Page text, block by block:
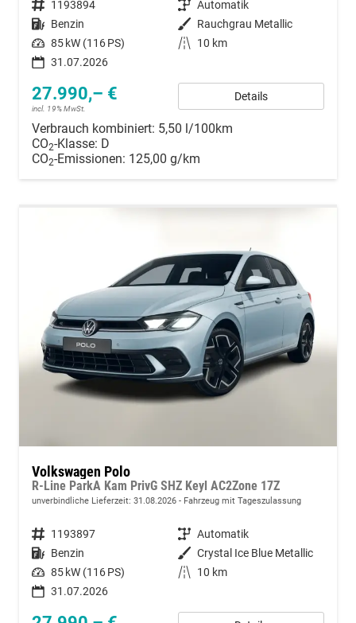
Fahrzeugnummer 1193894 Getriebe Automatik
Kraftstoff Benzin Außenfarbe Rauchgrau Metallic
Leistung 85 kW (116 PS) Kilometerstand
10 km
31.07.2026
27.990,– €
incl. 19% MwSt.
Details
Verbrauch kombiniert: 5,50 l/100km
CO2-Klasse: D
CO2-Emissionen: 125,00 g/km
Volkswagen Polo
R-Line ParkA Kam PrivG SHZ Keyl AC2Zone 17Z
unverbindliche Lieferzeit: 31.08.2026 Fahrzeug mit Tageszulassung
Fahrzeugnummer 1193897 Getriebe Automatik
Kraftstoff Benzin Außenfarbe Crystal Ice Blue Metallic
Leistung 85 kW (116 PS) Kilometerstand
10 km
31.07.2026